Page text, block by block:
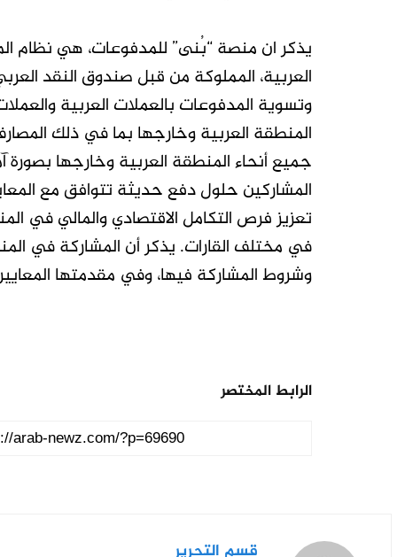
يذكر ان منصة “بُنى” للمدفوعات، هي نظام
العربية، المملوكة من قبل صندوق النقد
وتسوية المدفوعات بالعملات العربية
المنطقة العربية وخارجها بما في ذلك
جميع أنحاء المنطقة العربية وخارجها
المشاركين حلول دفع حديثة تتوافق مع
تعزيز فرص التكامل الاقتصادي والمالي في
في مختلف القارات. يذكر أن المشاركة في
وشروط المشاركة فيها، وفي مقدمتها المعايير
الرابط المختصر